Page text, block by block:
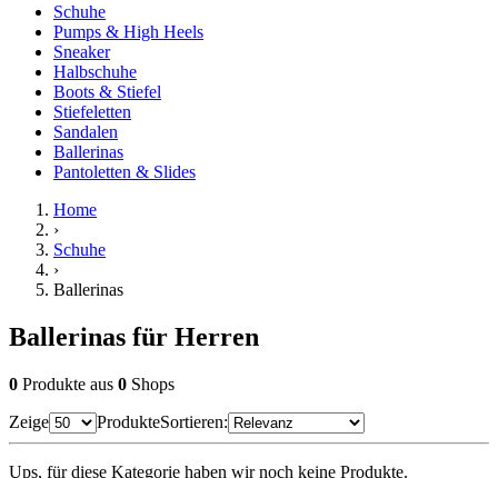
Schuhe
Pumps & High Heels
Sneaker
Halbschuhe
Boots & Stiefel
Stiefeletten
Sandalen
Ballerinas
Pantoletten & Slides
Home
›
Schuhe
›
Ballerinas
Ballerinas für Herren
0 Produkte aus 0 Shops
Zeige
ProdukteSortieren:
Ups, für diese Kategorie haben wir noch keine Produkte.